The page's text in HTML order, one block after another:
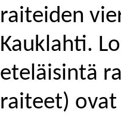
raiteiden
Kauklahti.
eteläisintä
raiteet)